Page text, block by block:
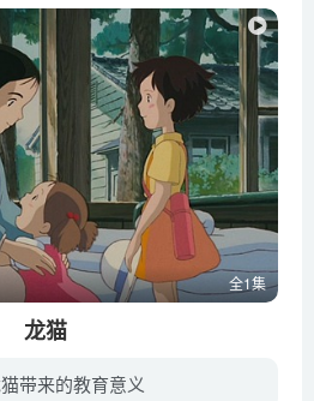
全1集
龙猫
带来的教育意义